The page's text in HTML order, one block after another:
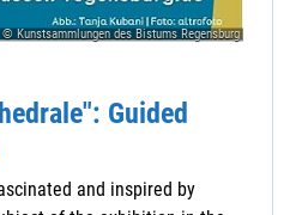
© Kunstsammlungen des Bistums Regensburg
Guided
and inspired by